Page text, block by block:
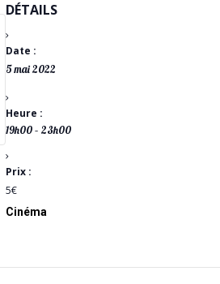
DÉTAILS
Date :
5 mai 2022
Heure :
19h00 – 23h00
Prix :
5€
Cinéma